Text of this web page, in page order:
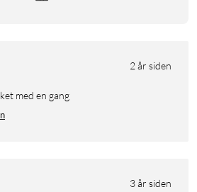
2 år siden
med en gang
3 år siden